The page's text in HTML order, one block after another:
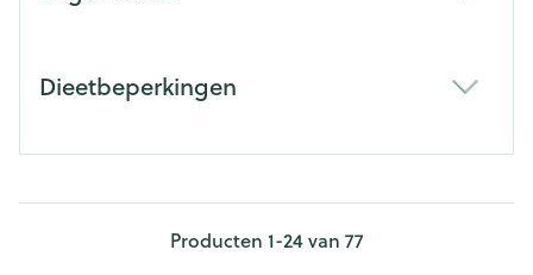
Dieetbeperkingen
Producten 1-24van 77